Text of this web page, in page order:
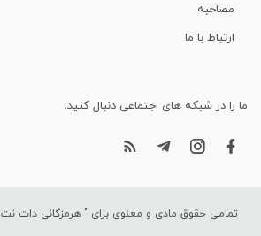
مصاحبه
ارتباط با ما
ما را در شبکه های اجتماعی دنبال کنید.
تمامی حقوق مادی و معنوی برای " هرمزگانی دات نت